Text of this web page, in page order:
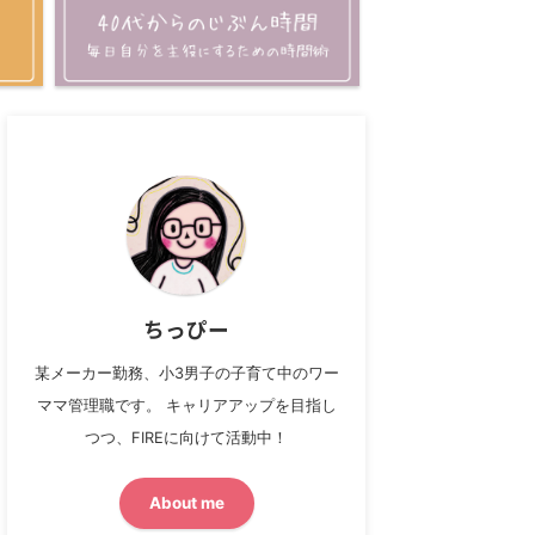
ちっぴー
某メーカー勤務、小3男子の子育て中のワー
ママ管理職です。 キャリアアップを目指し
つつ、FIREに向けて活動中！
About me